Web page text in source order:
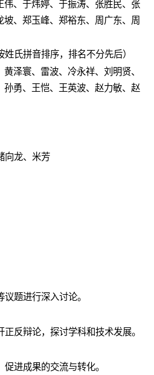
伟、于炜婷、于振涛、张胜民、张
、郑玉峰、郑裕东、周广东、周
姓氏拼音排序，排名不分先后）
黄泽寰、雷波、冷永祥、刘明贤、
孙勇、王恺、王英波、赵力敏、赵
向龙、米芳
题进行深入讨论。
正反辩论，探讨学科和技术发展。
进成果的交流与转化。